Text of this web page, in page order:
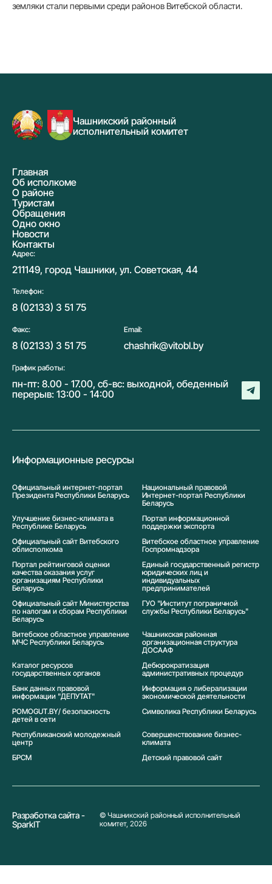
земляки стали первыми среди районов Витебской области.
Чашникский районный
исполнительный комитет
Главная
Об исполкоме
О районе
Туристам
Обращения
Одно окно
Новости
Контакты
Адрес:
211149, город Чашники, ул. Советская, 44
Телефон:
8 (02133) 3 51 75
Факс:
8 (02133) 3 51 75
Email:
chashrik@vitobl.by
График работы:
пн-пт: 8.00 - 17.00, сб-вс: выходной, обеденный
перерыв: 13:00 - 14:00
Информационные ресурсы
Официальный интернет-портал
Президента Республики Беларусь
Национальный правовой
Интернет-портал Республики
Беларусь
Улучшение бизнес-климата в
Республике Беларусь
Портал информационной
поддержки экспорта
Официальный сайт Витебского
облисполкома
Витебское областное управление
Госпромнадзора
Портал рейтинговой оценки
качества оказания услуг
организациям Республики
Беларусь
Единый государственный регистр
юридических лиц и
индивидуальных
предпринимателей
Официальный сайт Министерства
по налогам и сборам Республики
Беларусь
ГУО "Институт пограничной
службы Республики Беларусь"
Витебское областное управление
МЧС Республики Беларусь
Чашникская районная
организационная структура
ДОСААФ
Каталог ресурсов
государственных органов
Дебюрократизация
административных процедур
Банк данных правовой
информации "ДЕПУТАТ"
Информация о либерализации
экономической деятельности
POMOGUT.BY/ безопасность
детей в сети
Символика Реcпублики Беларусь
Республиканский молодежный
центр
Совершенствование бизнес-
климата
БРСМ
Детский правовой сайт
Разработка сайта -
SparkIT
© Чашникский районный исполнительный
комитет, 2026